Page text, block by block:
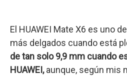
El HUAWEI Mate X6 es uno
más delgados cuando está
de tan solo 9,9 mm cuando
HUAWEI,aunque, según mis